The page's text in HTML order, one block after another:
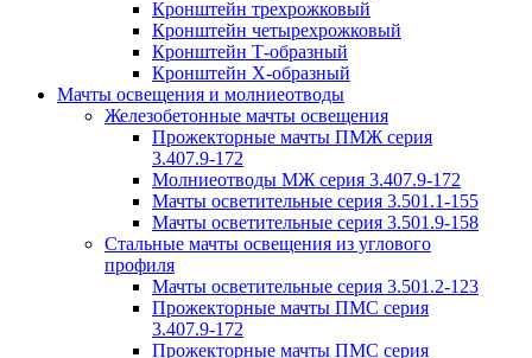
Кронштейн трехрожковый
Кронштейн четырехрожковый
Кронштейн Т-образный
Кронштейн Х-образный
Мачты освещения и молниеотводы
Железобетонные мачты освещения
Прожекторные мачты ПМЖ серия
3.407.9-172
Молниеотводы МЖ серия 3.407.9-172
Мачты осветительные серия 3.501.1-155
Мачты осветительные серия 3.501.9-158
Стальные мачты освещения из углового
профиля
Мачты осветительные серия 3.501.2-123
Прожекторные мачты ПМС серия
3.407.9-172
Прожекторные мачты ПМС серия